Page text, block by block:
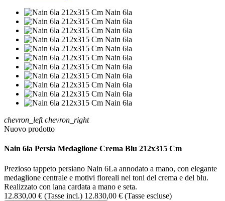
chevron_left chevron_right
Nuovo prodotto
Nain 6la Persia Medaglione Crema Blu 212x315 Cm
Prezioso tappeto persiano Nain 6La annodato a mano, con elegante
medaglione centrale e motivi floreali nei toni del crema e del blu.
Realizzato con lana cardata a mano e seta.
12.830,00 € (Tasse incl.) 12.830,00 € (Tasse escluse)